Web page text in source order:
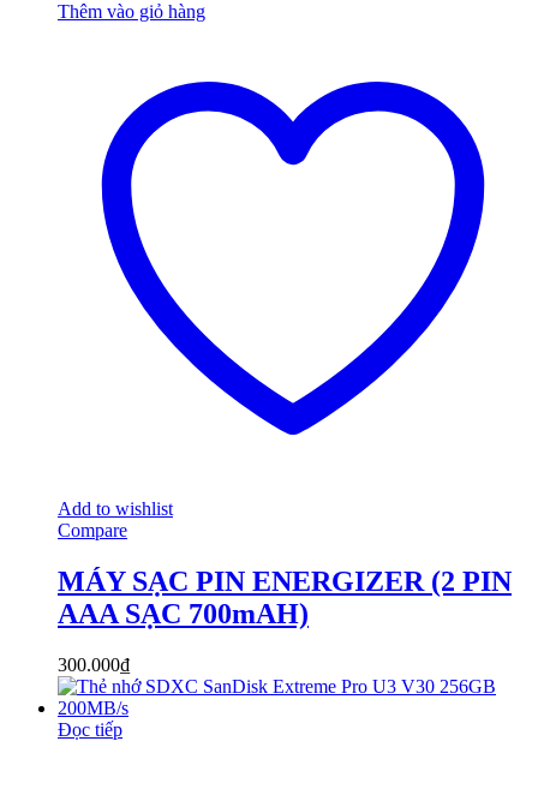
Thêm vào giỏ hàng
Add to wishlist
Compare
MÁY SẠC PIN ENERGIZER (2 PIN
AAA SẠC 700mAH)
300.000₫
Đọc tiếp